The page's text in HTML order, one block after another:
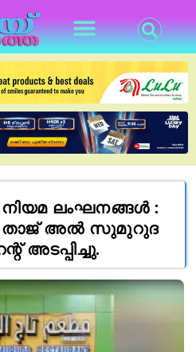
ലംഘനങ്ങൾ :
അൽ സുമുറുദ
അടപ്പിച്ചു.